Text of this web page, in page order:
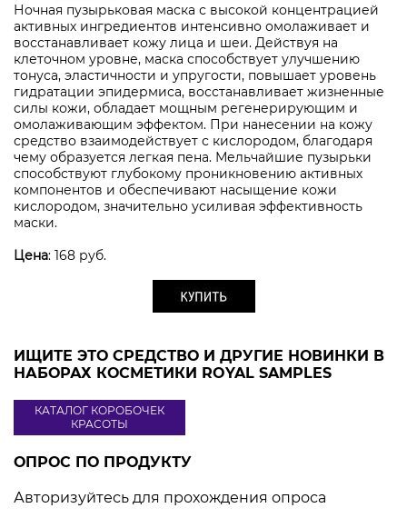
Ночная пузырьковая маска с высокой концентрацией
активных ингредиентов интенсивно омолаживает и
восстанавливает кожу лица и шеи. Действуя на
клеточном уровне, маска способствует улучшению
тонуса, эластичности и упругости, повышает уровень
гидратации эпидермиса, восстанавливает жизненные
силы кожи, обладает мощным регенерирующим и
омолаживающим эффектом. При нанесении на кожу
средство взаимодействует с кислородом, благодаря
чему образуется легкая пена. Мельчайшие пузырьки
способствуют глубокому проникновению активных
компонентов и обеспечивают насыщение кожи
кислородом, значительно усиливая эффективность
маски.
Цена: 168 руб.
ИЩИТЕ ЭТО СРЕДСТВО И ДРУГИЕ НОВИНКИ В
НАБОРАХ КОСМЕТИКИ ROYAL SAMPLES
КАТАЛОГ КОРОБОЧЕК
КРАСОТЫ
ОПРОС ПО ПРОДУКТУ
Авторизуйтесь для прохождения опроса